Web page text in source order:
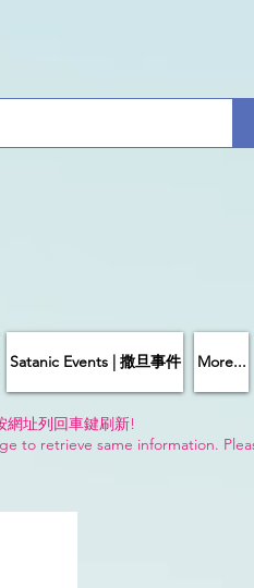
Satanic Events | 撒旦事件 More...
網址列回車鍵刷新!
to retrieve same information.